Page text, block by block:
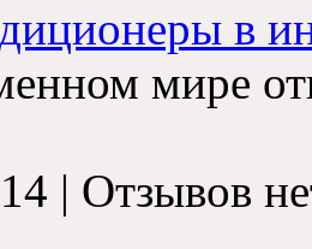
в
мире
| Отзывов